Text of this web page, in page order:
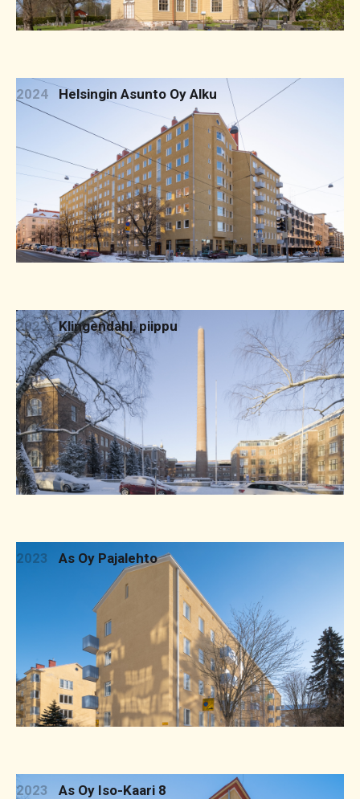
2024 Helsingin Asunto Oy Alku
2023 Klingendahl, piippu
2023 As Oy Pajalehto
2023 As Oy Iso-Kaari 8